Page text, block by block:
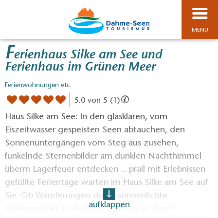
MENÜ
Ferienhaus Silke am See und
Ferienhaus im Grünen Meer
Ferienwohnungen etc.
5.0 von 5 (1)
Haus Silke am See: In den glasklaren, vom
Eiszeitwasser gespeisten Seen abtauchen, den
Sonnenuntergängen vom Steg aus zusehen,
funkelnde Sternenbilder am dunklen Nachthimmel
überm Lagerfeuer entdecken ... prall mit Erlebnissen
gefüllte Ferientage warten im Haus Silke am See auf
Sie. Ob Wanderungen durch sonnenlichte
Kiefernwälder im Frühling, Radtouren durchs
aufklappen